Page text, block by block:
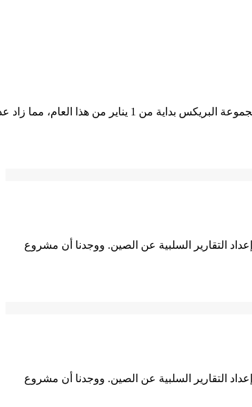
المصدر/صحيفة الشعب اليومية أصبحت كل من المملكة العربية السعودية ومصر والإمارات العربية المتحدة وإيران وإثيوبيا أعضاء كاملي العضوية في مجموعة البريكس بداية من 1 يناير من هذا
التقارير السلبية عن الصين. ووجدنا أن مشروع
التقارير السلبية عن الصين. ووجدنا أن مشروع